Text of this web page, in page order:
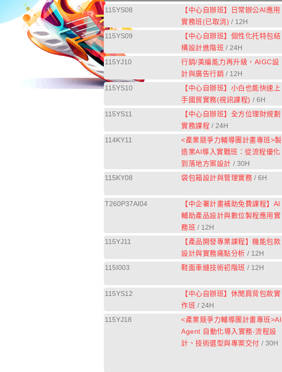
115YS08
【中心自辦班】日常辦公AI應用
實務班(已取消) / 12H
115YS09
【中心自辦班】個性化托特包結
構設計進階班 / 24H
115YJ10
行銷/美編能力再升級，AIGC設
計與廣告行銷 / 12H
115YS10
【中心自辦班】小白也能快速上
手國貿實務(視訊課程) / 6H
115YS11
【中心自辦班】全方位理財規劃
實務課程 / 24H
114KY11
<產業競爭力輔導團計畫專班>製
造業AI導入實戰班：從流程優化
到落地方案設計 / 30H
115KY08 袋包箱設計與管理實務 / 6H
T260P37AI04
【中企署計畫補助免費課程】AI
輔助產品設計與數位製程應用實
務班 / 12H
115YJ11
【產品開發專業課程】機能包款
設計與實務痛點分析 / 12H
115I003 鞋面車縫技術初階班 / 12H
115YS12
【中心自辦班】休閒肩背包款實
作班 / 24H
115YJ18
<產業競爭力輔導團計畫專班>AI
Agent 自動化導入實務-流程設
計、技術選型與專案交付 / 30H